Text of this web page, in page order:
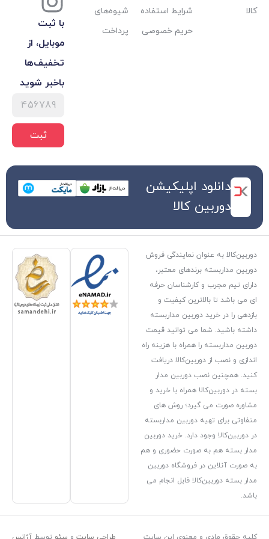
شرایط استفاده
شیوه‌های
پرداخت
اپلیکیشن
نمایندگی فروش
معتبر،
حرفه
کیفیت و
مداربسته
توانید قیمت
با هزینه راه
دریافت
مدار
با خرید و
روش های
مداربسته
خرید دوربین
حضوری و هم
دوربین
قابل انجام می